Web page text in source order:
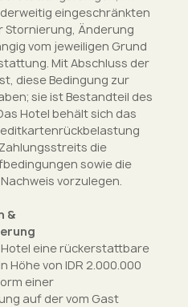
eingeschränkten
Stornierung, Änderung
vom jeweiligen Grund
Mit Abschluss der
diese Bedingung zur
sie ist Bestandteil des
Hotel behält sich das
die
sowie die
vorzulegen.
&
eine rückerstattbare
Höhe von IDR 2.000.000
einer
auf der vom Gast